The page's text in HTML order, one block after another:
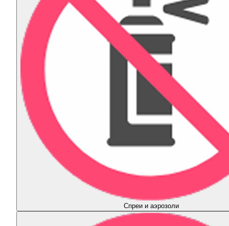
Спреи и аэрозоли